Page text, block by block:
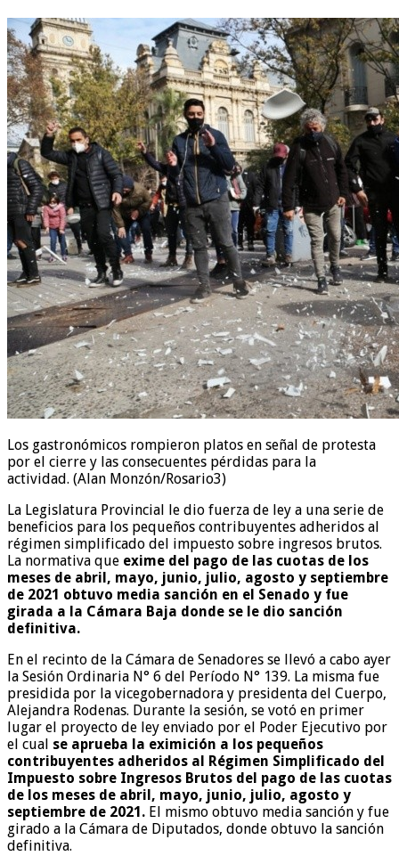
Los gastronómicos rompieron platos en señal de protesta
por el cierre y las consecuentes pérdidas para la
actividad. (Alan Monzón/Rosario3)
La Legislatura Provincial le dio fuerza de ley a una serie de
beneficios para los pequeños contribuyentes adheridos al
régimen simplificado del impuesto sobre ingresos brutos.
La normativa que exime del pago de las cuotas de los
meses de abril, mayo, junio, julio, agosto y septiembre
de 2021 obtuvo media sanción en el Senado y fue
girada a la Cámara Baja donde se le dio sanción
definitiva.
En el recinto de la Cámara de Senadores se llevó a cabo ayer
la Sesión Ordinaria N° 6 del Período N° 139. La misma fue
presidida por la vicegobernadora y presidenta del Cuerpo,
Alejandra Rodenas. Durante la sesión, se votó en primer
lugar el proyecto de ley enviado por el Poder Ejecutivo por
el cual se aprueba la eximición a los pequeños
contribuyentes adheridos al Régimen Simplificado del
Impuesto sobre Ingresos Brutos del pago de las cuotas
de los meses de abril, mayo, junio, julio, agosto y
septiembre de 2021. El mismo obtuvo media sanción y fue
girado a la Cámara de Diputados, donde obtuvo la sanción
definitiva.